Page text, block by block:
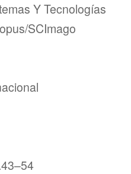
Y Tecnologías
SCImago